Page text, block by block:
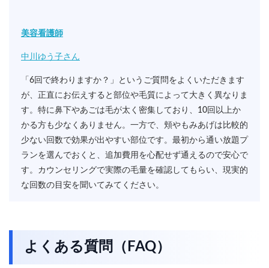
美容看護師
中川ゆう子さん
「6回で終わりますか？」というご質問をよくいただきます
が、正直にお伝えすると部位や毛質によって大きく異なりま
す。特に鼻下やあごは毛が太く密集しており、10回以上か
かる方も少なくありません。一方で、頬やもみあげは比較的
少ない回数で効果が出やすい部位です。最初から通い放題プ
ランを選んでおくと、追加費用を心配せず通えるので安心で
す。カウンセリングで実際の毛量を確認してもらい、現実的
な回数の目安を聞いてみてください。
よくある質問（FAQ）